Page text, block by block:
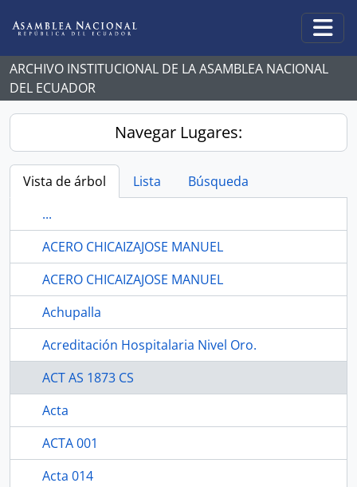
ARCHIVO INSTITUCIONAL DE LA ASAMBLEA NACIONAL
DEL ECUADOR
Navegar Lugares:
Vista de árbol Lista
Búsqueda
...
ACERO CHICAIZAJOSE MANUEL
ACERO CHICAIZAJOSE MANUEL
Achupalla
Acreditación Hospitalaria Nivel Oro.
ACT AS 1873 CS
Acta
ACTA 001
Acta 014